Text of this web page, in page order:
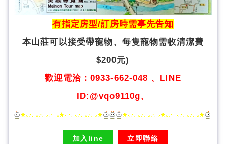
有指定房型/訂房時需事先告知
本山莊可以接受帶寵物、 每隻寵物需收清潔費
$200元)
歡迎電洽：0933-662-048 、LINE
ID:@vqo9110g、
加入line 立即聯絡